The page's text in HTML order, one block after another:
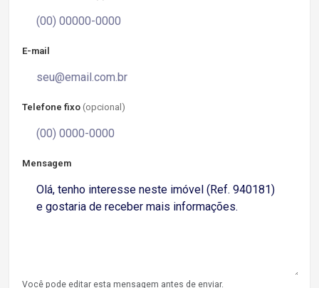
E-mail
Telefone fixo (opcional)
Mensagem
Você pode editar esta mensagem antes de enviar.